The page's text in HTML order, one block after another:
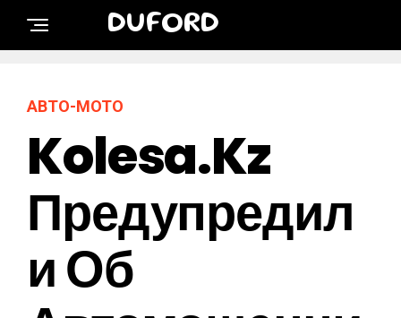
DUFORD
АВТО-МОТО
Kolesa.kz
Предупредил
И Об